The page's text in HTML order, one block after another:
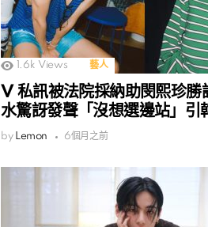
1.6k Views 藝人
V 私訊被法院採納助閔熙珍勝
水驚訝發聲「沒想選邊站」引
by Lemon 6個月之前